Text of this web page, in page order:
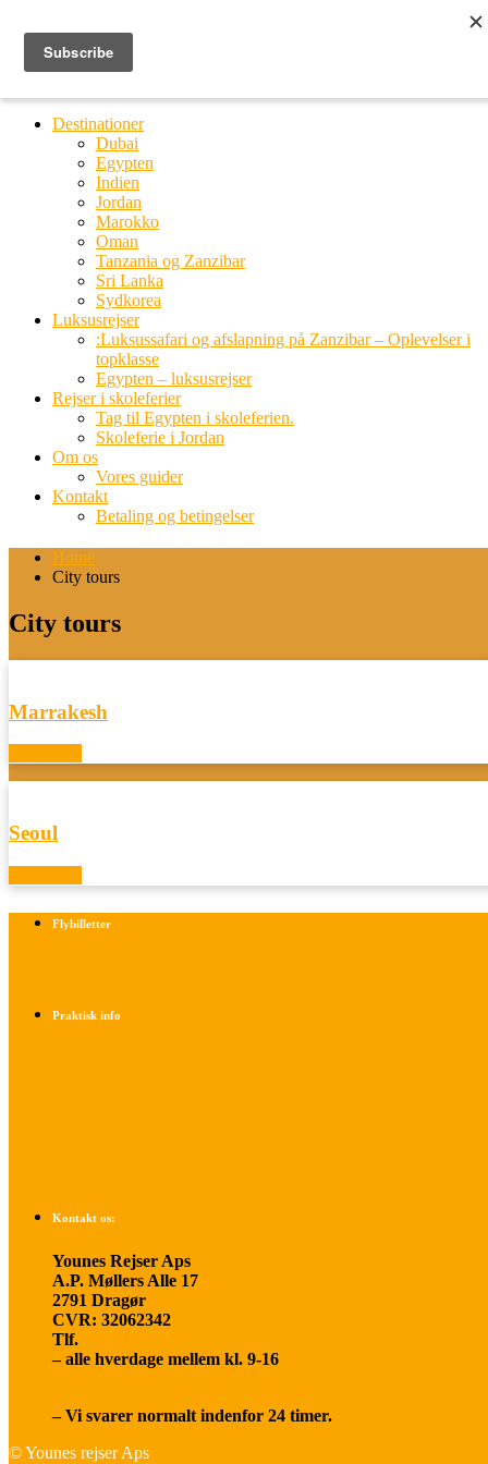
Ring til os
20 66 03 08
Destinationer
Dubai
Egypten
Indien
Jordan
Marokko
Oman
Tanzania og Zanzibar
Sri Lanka
Sydkorea
Luksusrejser
:Luksussafari og afslapning på Zanzibar – Oplevelser i
topklasse
Egypten – luksusrejser
Rejser i skoleferier
Tag til Egypten i skoleferien.
Skoleferie i Jordan
Om os
Vores guider
Kontakt
Betaling og betingelser
Home
City tours
City tours
Marrakesh
Seoul
Flybilletter
Praktisk info
Kontakt os:
Younes Rejser Aps
A.P. Møllers Alle 17
2791 Dragør
CVR: 32062342
Tlf.
– alle hverdage mellem kl. 9-16
– Vi svarer normalt indenfor 24 timer.
© Younes rejser Aps